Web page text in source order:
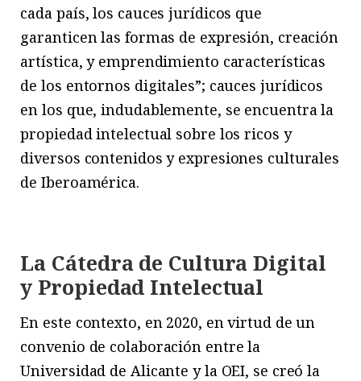
cada país, los cauces jurídicos que
garanticen las formas de expresión, creación
artística, y emprendimiento características
de los entornos digitales”; cauces jurídicos
en los que, indudablemente, se encuentra la
propiedad intelectual sobre los ricos y
diversos contenidos y expresiones culturales
de Iberoamérica.
La Cátedra de Cultura Digital
y Propiedad Intelectual
En este contexto, en 2020, en virtud de un
convenio de colaboración entre la
Universidad de Alicante y la OEI, se creó la